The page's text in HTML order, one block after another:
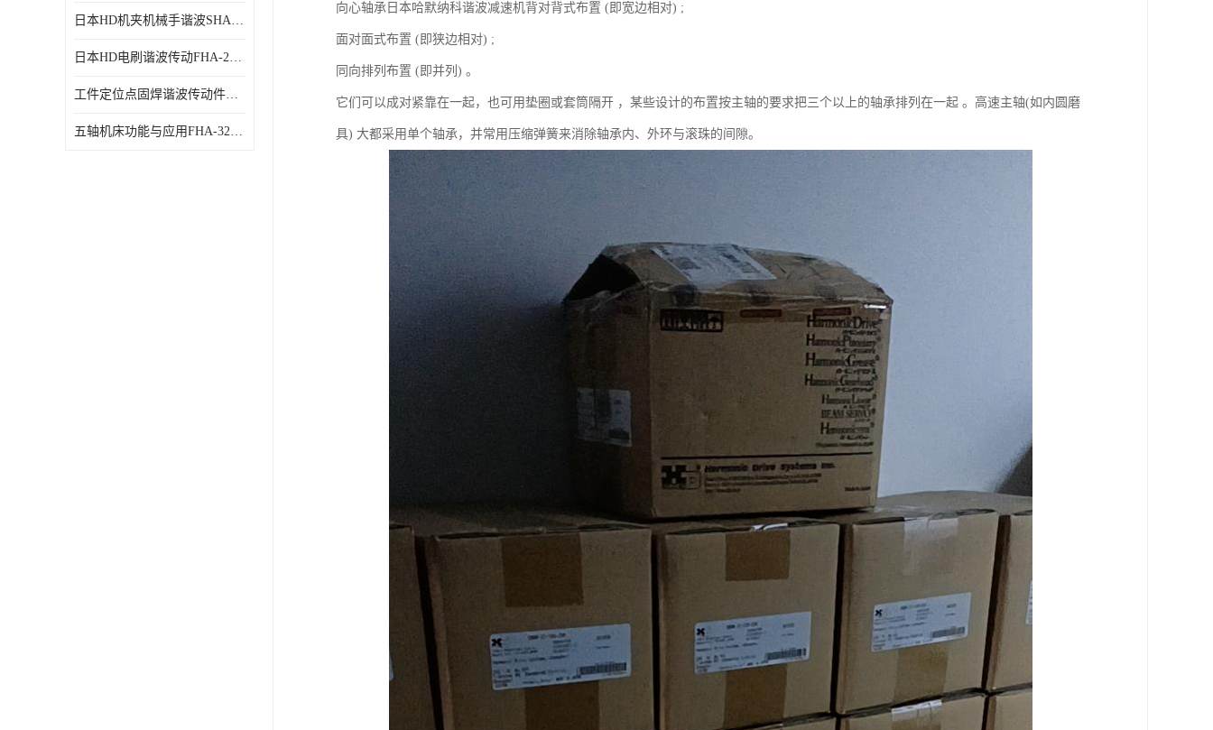
日本HD机夹机械手谐波SHA32A120CG-B12B
日本HD电刷谐波传动FHA-25C-50-E250-C
工件定位点固焊谐波传动件哈默纳科CSF-45-100-2UH
五轴机床功能与应用FHA-32C-50-US250
向心轴承日本哈默纳科谐波减速机背对背式布置 (即宽边相对) ;
面对面式布置 (即狭边相对) ;
同向排列布置 (即并列) 。
它们可以成对紧靠在一起，也可用垫圈或套筒隔开 ，某些设计的布置按主轴的要求把三个以上的轴承排列在一起 。高速主轴(如内圆磨
具) 大都采用单个轴承，并常用压缩弹簧来消除轴承内、外环与滚珠的间隙。